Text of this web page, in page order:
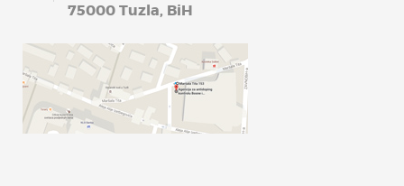
75000 Tuzla, BiH